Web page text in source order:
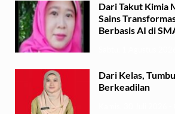
Dari Takut Kimia
Sains
Berbasis AI di
Dari Kelas,
Berkeadilan